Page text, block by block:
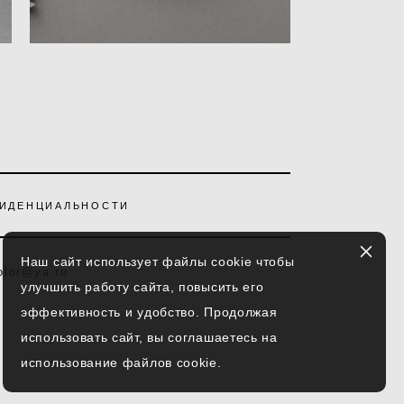
Наш сайт использует файлы cookie чтобы
улучшить работу сайта, повысить его
эффективность и удобство. Продолжая
использовать сайт, вы соглашаетесь на
использование файлов cookie.